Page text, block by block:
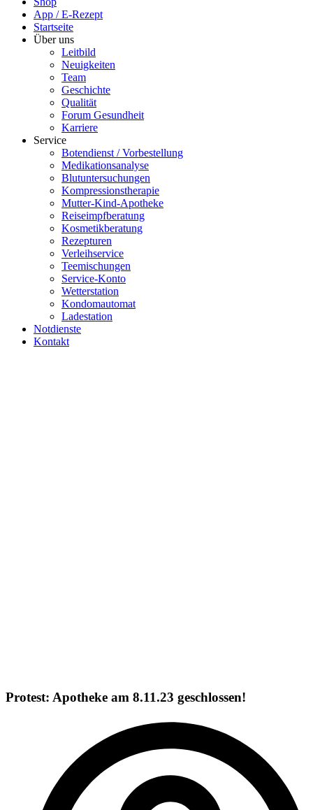
App / E-Rezept
Startseite
Über uns
Leitbild
Neuigkeiten
Team
Geschichte
Qualität
Forum Gesundheit
Karriere
Service
Botendienst / Vorbestellung
Medikationsanalyse
Blutuntersuchungen
Kompressionstherapie
Mutter-Kind-Apotheke
Reiseimpfberatung
Kosmetikberatung
Rezepturen
Verleihservice
Teemischungen
Service-Konto
Wetterstation
Kondomautomat
Ladestation
Notdienste
Kontakt
Protest: Apotheke am 8.11.23 geschlossen!